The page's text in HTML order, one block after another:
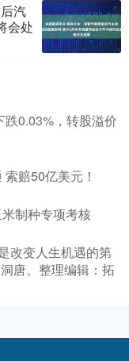
汽
会处
0.03%，转股溢价
赔50亿美元！
制种专项考核
改变人生机遇的第
唐。整理编辑：拓